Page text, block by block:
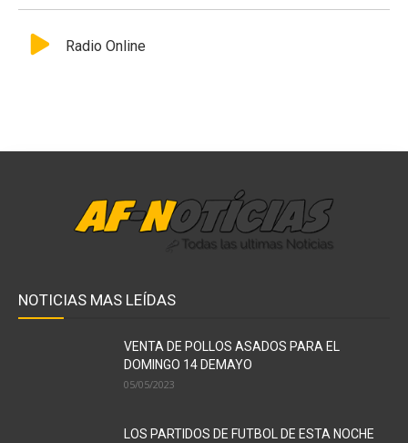
Radio Online
NOTICIAS MAS LEÍDAS
VENTA DE POLLOS ASADOS PARA EL
DOMINGO 14 DEMAYO
05/05/2023
LOS PARTIDOS DE FUTBOL DE ESTA NOCHE